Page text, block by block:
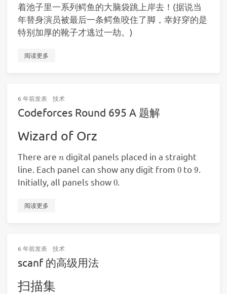
着池子里一系列鳄鱼的大脑袋跳上岸去！(据说当
年替身演员被最后一条鳄鱼咬住了脚，幸好穿的是
特别加厚的靴子才逃过一劫。)
阅读更多
6 年前发表 技术
Codeforces Round 695 A 题解
Wizard of Orz
There are
digital panels placed in a straight
line. Each panel can show any digit from 0 to9.
Initially, all panels show 0.
阅读更多
6 年前发表 技术
scanf 的高级用法
扫描集